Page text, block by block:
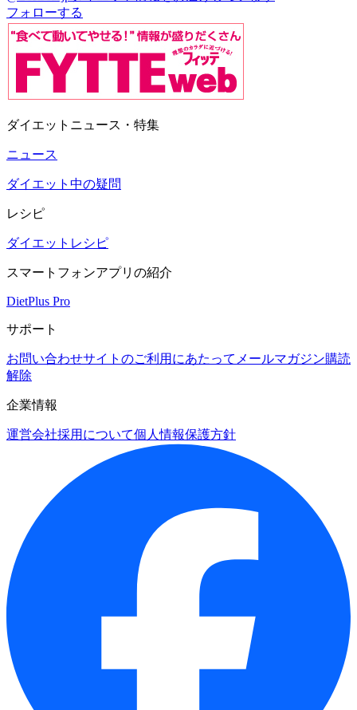
フォローする
ダイエットニュース・特集
ニュース
ダイエット中の疑問
レシピ
ダイエットレシピ
スマートフォンアプリの紹介
DietPlus Pro
サポート
お問い合わせサイトのご利用にあたって メールマガジン購読
解除
企業情報
運営会社採用について個人情報保護方針